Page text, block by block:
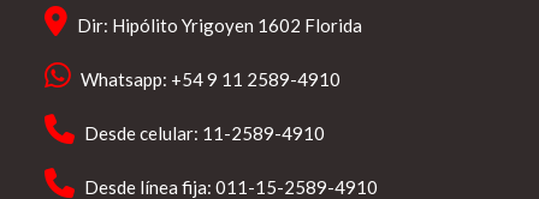
Dir: Hipólito Yrigoyen 1602 Florida
Whatsapp: +54 9 11 2589-4910
Desde celular: 11-2589-4910
Desde línea fija: 011-15-2589-4910